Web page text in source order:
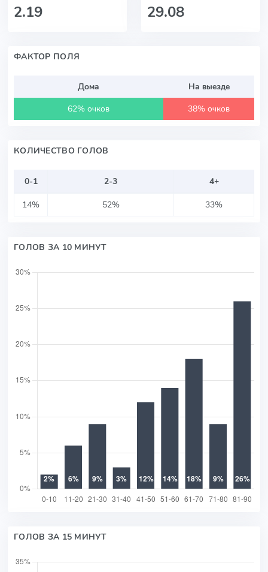
2.19 29.08
ФАКТОР ПОЛЯ
Дома
На выезде
62% очков
38% очков
КОЛИЧЕСТВО ГОЛОВ
0-1 2-3
4+
14%
52% 33%
ГОЛОВ ЗА 10 МИНУТ
ГОЛОВ ЗА 15 МИНУТ